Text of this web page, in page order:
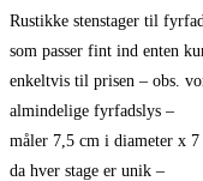
Rustikke stenstager til
som passer fint ind enten
enkeltvis til prisen – obs.
almindelige fyrfadslys –
måler 7,5 cm i diameter x
da hver stage er unik –